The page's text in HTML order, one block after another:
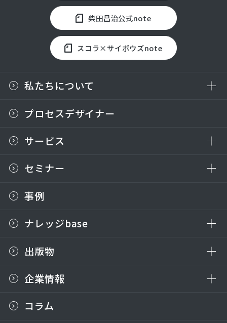
柴田昌治公式note
スコラ×サイボウズnote
私たちについて
プロセスデザイナー
サービス
セミナー
事例
ナレッジbase
出版物
企業情報
コラム